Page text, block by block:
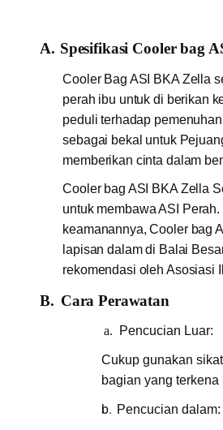
A. Spesifikasi Cooler bag
Cooler Bag ASI BKA Zella
perah ibu untuk di berikan
peduli terhadap
sebagai bekal untuk
memberikan cinta dalam
Cooler bag ASI BKA Zella
untuk membawa ASI
keamanannya, Cooler bag
lapisan dalam di Balai
rekomendasi oleh Asosiasi
B. Cara Perawatan
a. Pencucian Luar:
Cukup gunakan
bagian yang terkena
b. Pencucian dalam: